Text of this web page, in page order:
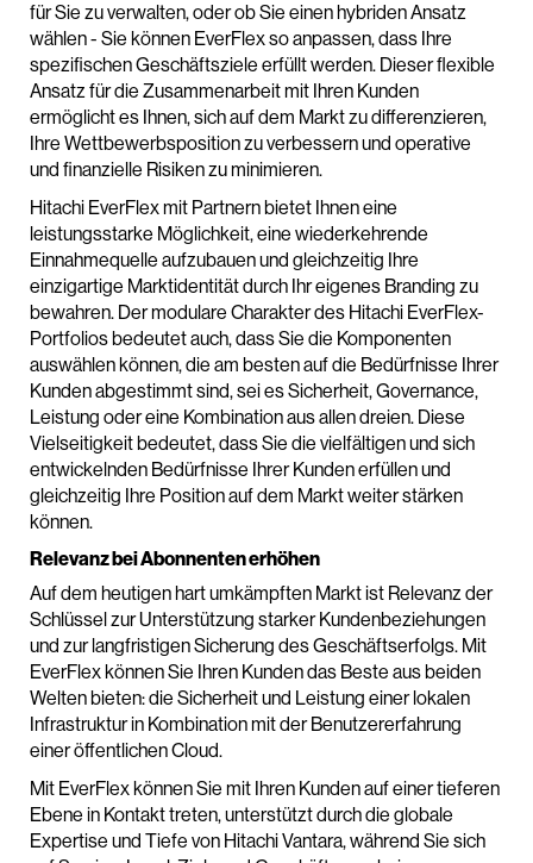
für Sie zu verwalten, oder ob Sie einen hybriden Ansatz
wählen - Sie können EverFlex so anpassen, dass Ihre
spezifischen Geschäftsziele erfüllt werden. Dieser flexible
Ansatz für die Zusammenarbeit mit Ihren Kunden
ermöglicht es Ihnen, sich auf dem Markt zu differenzieren,
Ihre Wettbewerbsposition zu verbessern und operative
und finanzielle Risiken zu minimieren.
Hitachi EverFlex mit Partnern bietet Ihnen eine
leistungsstarke Möglichkeit, eine wiederkehrende
Einnahmequelle aufzubauen und gleichzeitig Ihre
einzigartige Marktidentität durch Ihr eigenes Branding zu
bewahren. Der modulare Charakter des Hitachi EverFlex-
Portfolios bedeutet auch, dass Sie die Komponenten
auswählen können, die am besten auf die Bedürfnisse Ihrer
Kunden abgestimmt sind, sei es Sicherheit, Governance,
Leistung oder eine Kombination aus allen dreien. Diese
Vielseitigkeit bedeutet, dass Sie die vielfältigen und sich
entwickelnden Bedürfnisse Ihrer Kunden erfüllen und
gleichzeitig Ihre Position auf dem Markt weiter stärken
können.
Relevanz bei Abonnenten erhöhen
Auf dem heutigen hart umkämpften Markt ist Relevanz der
Schlüssel zur Unterstützung starker Kundenbeziehungen
und zur langfristigen Sicherung des Geschäftserfolgs. Mit
EverFlex können Sie Ihren Kunden das Beste aus beiden
Welten bieten: die Sicherheit und Leistung einer lokalen
Infrastruktur in Kombination mit der Benutzererfahrung
einer öffentlichen Cloud.
Mit EverFlex können Sie mit Ihren Kunden auf einer tieferen
Ebene in Kontakt treten, unterstützt durch die globale
Expertise und Tiefe von Hitachi Vantara, während Sie sich